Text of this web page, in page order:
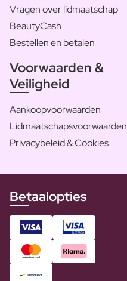
Vragen over lidmaatschap
BeautyCash
Bestellen en betalen
Voorwaarden &
Veiligheid
Aankoopvoorwaarden
Lidmaatschapsvoorwaarden
Privacybeleid & Cookies
Betaalopties